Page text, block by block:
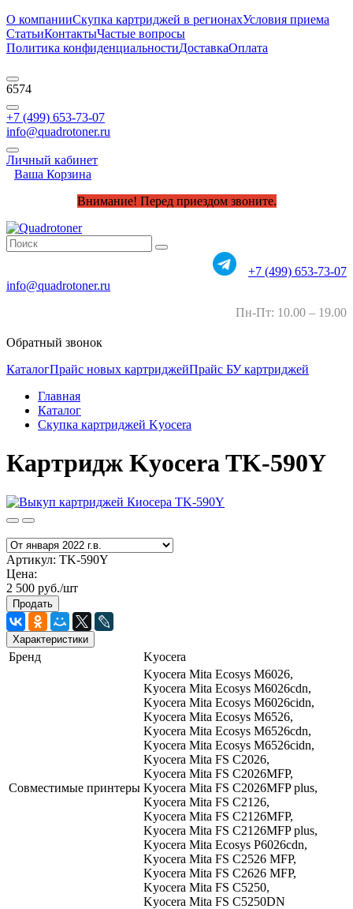
О компанииСкупка картриджей в регионахУсловия приема
СтатьиКонтактыЧастые вопросы
Политика конфиденциальностиДоставкаОплата
6574
+7 (499) 653-73-07
info@quadrotoner.ru
Личный кабинет
Ваша Корзина
Внимание! Перед приездом звоните.
+7 (499) 653-73-07
info@quadrotoner.ru
Пн-Пт: 10.00 – 19.00
Обратный звонок
КаталогПрайс новых картриджейПрайс БУ картриджей
Главная
Каталог
Скупка картриджей Kyocera
Картридж Kyocera TK-590Y
Артикул: TK-590Y
Цена:
2 500 руб./шт
Продать
Характеристики
Бренд Kyocera
Совместимые принтеры
Kyocera Mita Ecosys M6026,
Kyocera Mita Ecosys M6026cdn,
Kyocera Mita Ecosys M6026cidn,
Kyocera Mita Ecosys M6526,
Kyocera Mita Ecosys M6526cdn,
Kyocera Mita Ecosys M6526cidn,
Kyocera Mita FS C2026,
Kyocera Mita FS C2026MFP,
Kyocera Mita FS C2026MFP plus,
Kyocera Mita FS C2126,
Kyocera Mita FS C2126MFP,
Kyocera Mita FS C2126MFP plus,
Kyocera Mita Ecosys P6026cdn,
Kyocera Mita FS C2526 MFP,
Kyocera Mita FS C2626 MFP,
Kyocera Mita FS C5250,
Kyocera Mita FS C5250DN